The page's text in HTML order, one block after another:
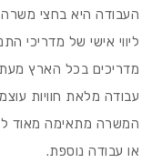
העבודה היא בחצי
ליווי אישי של מדריכי
מדריכים בכל הארץ
עבודה מלאת חוויות
המשרה מתאימה מאוד
או עבודה נוספת.